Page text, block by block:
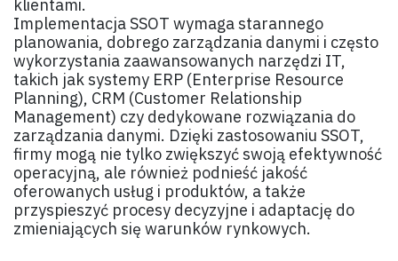
klientami.
Implementacja SSOT wymaga starannego
planowania, dobrego zarządzania danymi i często
wykorzystania zaawansowanych narzędzi IT,
takich jak systemy ERP (Enterprise Resource
Planning), CRM (Customer Relationship
Management) czy dedykowane rozwiązania do
zarządzania danymi. Dzięki zastosowaniu SSOT,
firmy mogą nie tylko zwiększyć swoją efektywność
operacyjną, ale również podnieść jakość
oferowanych usług i produktów, a także
przyspieszyć procesy decyzyjne i adaptację do
zmieniających się warunków rynkowych.